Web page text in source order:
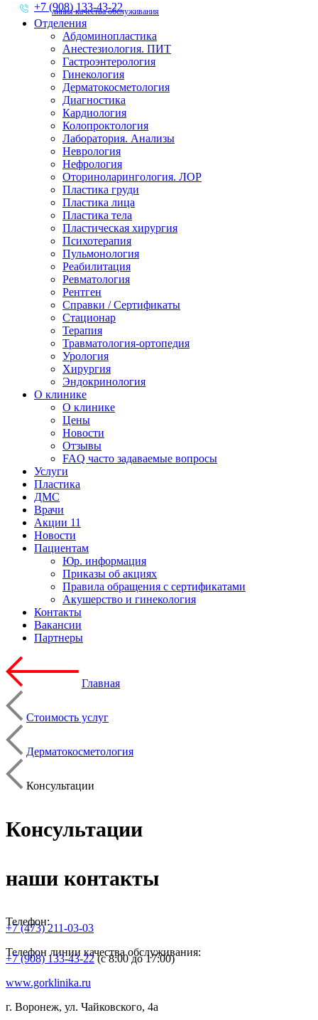
+7 (908) 133-43-22
линия качества обслуживания
Отделения
Абдоминопластика
Анестезиология. ПИТ
Гастроэнтерология
Гинекология
Дерматокосметология
Диагностика
Кардиология
Колопроктология
Лаборатория. Анализы
Неврология
Нефрология
Оториноларингология. ЛОР
Пластика груди
Пластика лица
Пластика тела
Пластическая хирургия
Психотерапия
Пульмонология
Реабилитация
Ревматология
Рентген
Справки / Сертификаты
Стационар
Терапия
Травматология-ортопедия
Урология
Хирургия
Эндокринология
О клинике
О клинике
Цены
Новости
Отзывы
FAQ часто задаваемые вопросы
Услуги
Пластика
ДМС
Врачи
Акции 11
Новости
Пациентам
Юр. информация
Приказы об акциях
Правила обращения с сертификатами
Акушерство и гинекология
Контакты
Вакансии
Партнеры
Главная
Стоимость услуг
Дерматокосметология
Консультации
Консультации
наши контакты
Телефон:
+7 (473) 211-03-03
Телефон линии качества обслуживания:
+7 (908) 133-43-22(с 8:00 до 17:00)
www.gorklinika.ru
г. Воронеж, ул. Чайковского, 4а